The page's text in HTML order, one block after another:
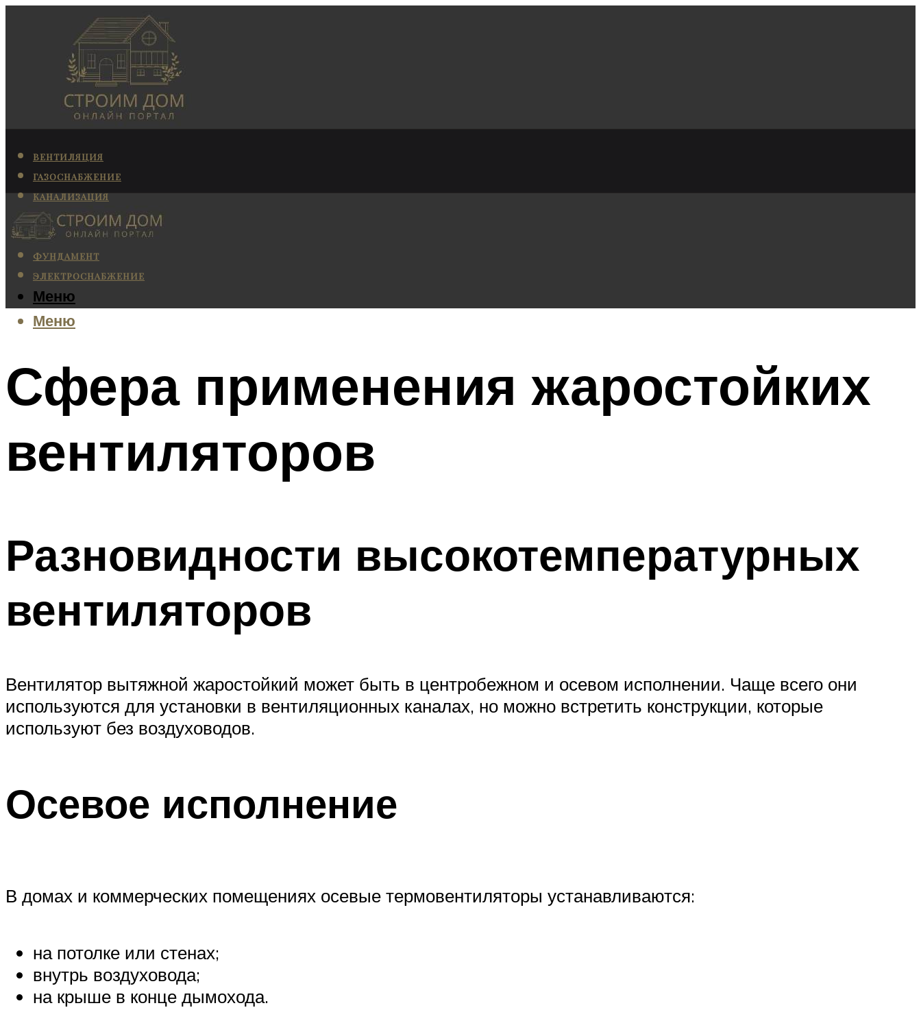
ВЕНТИЛЯЦИЯ
ГАЗОСНАБЖЕНИЕ
КАНАЛИЗАЦИЯ
КОНДИЦИОНИРОВАНИЕ
ОТОПЛЕНИЕ
ФУНДАМЕНТ
ЭЛЕКТРОСНАБЖЕНИЕ
Меню
Меню
Сфера применения жаростойких
вентиляторов
Разновидности высокотемпературных
вентиляторов
Вентилятор вытяжной жаростойкий может быть в центробежном и осевом исполнении. Чаще всего они
используются для установки в вентиляционных каналах, но можно встретить конструкции, которые
используют без воздуховодов.
Осевое исполнение
В домах и коммерческих помещениях осевые термовентиляторы устанавливаются:
на потолке или стенах;
внутрь воздуховода;
на крыше в конце дымохода.